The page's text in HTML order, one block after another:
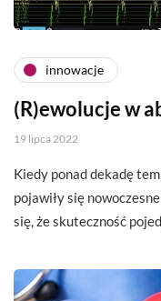
innowacje
(R)ewolucje w
19 lipca 2022
Kiedy ponad dekadę
pojawiły się
się, że skuteczność